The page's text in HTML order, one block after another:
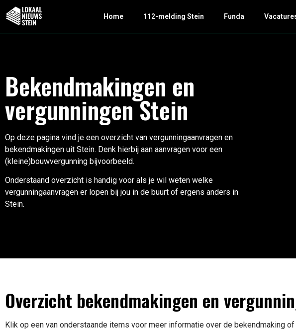
Home 112-melding Stein Funda
Bekendmakingen en
vergunningen Stein
Op deze pagina vind je een overzicht van vergunningaanvragen en
bekendmakingen uit Stein. Denk hierbij aan aanvragen voor een
(kleine)bouwvergunning bijvoorbeeld.
Onderstaand overzicht is handig voor als je wil weten welke
vergunningaanvragen er lopen bij jou in de buurt of ergens anders in
Stein.
Overzicht bekendmakingen en
Klik op een van onderstaande items voor meer informatie over de bekendmaking